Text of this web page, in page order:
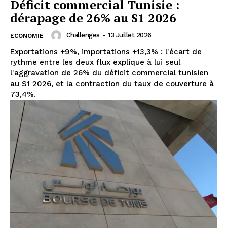
Déficit commercial Tunisie :
dérapage de 26% au S1 2026
ECONOMIE Challenges - 13 Juillet 2026
Exportations +9%, importations +13,3% : l'écart de
rythme entre les deux flux explique à lui seul
l'aggravation de 26% du déficit commercial tunisien
au S1 2026, et la contraction du taux de couverture à
73,4%.